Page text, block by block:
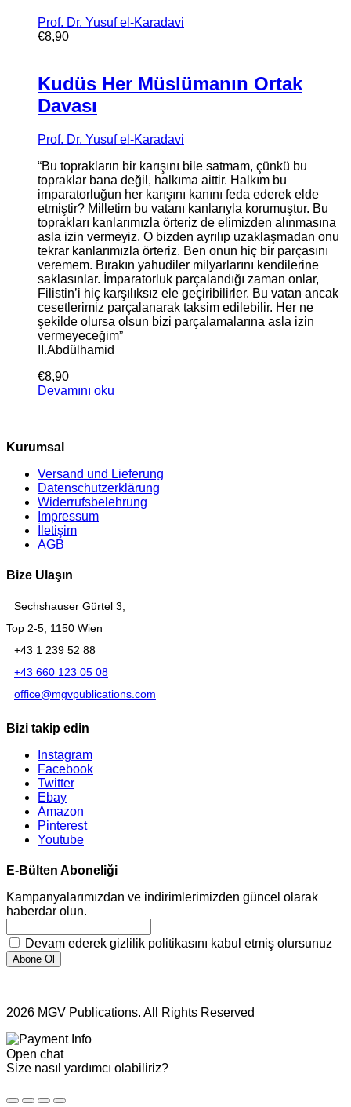
Prof. Dr. Yusuf el-Karadavi
€8,90
Kudüs Her Müslümanın Ortak
Davası
Prof. Dr. Yusuf el-Karadavi
“Bu toprakların bir karışını bile satmam, çünkü bu
topraklar bana değil, halkıma aittir. Halkım bu
imparatorluğun her karışını kanını feda ederek elde
etmiştir? Milletim bu vatanı kanlarıyla korumuştur. Bu
toprakları kanlarımızla örteriz de elimizden alınmasına
asla izin vermeyiz. O bizden ayrılıp uzaklaşmadan onu
tekrar kanlarımızla örteriz. Ben onun hiç bir parçasını
veremem. Bırakın yahudiler milyarlarını kendilerine
saklasınlar. İmparatorluk parçalandığı zaman onlar,
Filistin’i hiç karşılıksız ele geçiribilirler. Bu vatan ancak
cesetlerimiz parçalanarak taksim edilebilir. Her ne
şekilde olursa olsun bizi parçalamalarına asla izin
vermeyeceğim”
II.Abdülhamid
€8,90
Devamını oku
Kurumsal
Versand und Lieferung
Datenschutzerklärung
Widerrufsbelehrung
Impressum
İletişim
AGB
Bize Ulaşın
Sechshauser Gürtel 3,
Top 2-5, 1150 Wien
+43 1 239 52 88
+43 660 123 05 08
office@mgvpublications.com
Bizi takip edin
Instagram
Facebook
Twitter
Ebay
Amazon
Pinterest
Youtube
E-Bülten Aboneliği
Kampanyalarımızdan ve indirimlerimizden güncel olarak
haberdar olun.
Devam ederek gizlilik politikasını kabul etmiş olursunuz
2026 MGV Publications. All Rights Reserved
Open chat
Size nasıl yardımcı olabiliriz?